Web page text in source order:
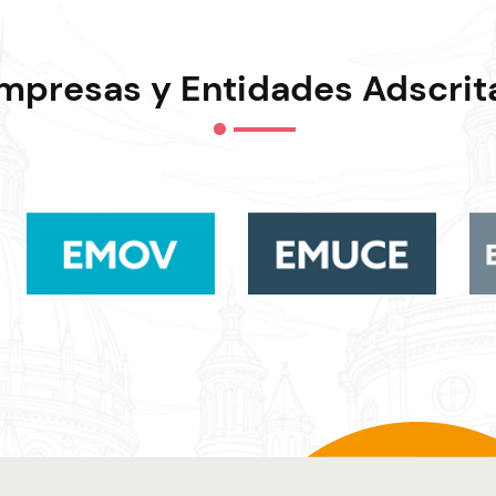
y Entidades